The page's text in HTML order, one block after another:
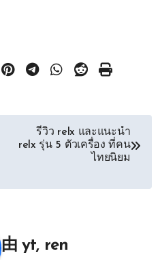
รีวิว relx และแนะนำ
relx รุ่น 5 ตัวเครื่อง ที่คน
ไทยนิยม
由yt, ren